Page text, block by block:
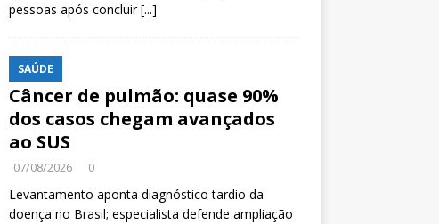
pessoas após concluir[...]
SAÚDE
Câncer de pulmão: quase 90%
dos casos chegam avançados
ao SUS
07/08/2026 0
Levantamento aponta diagnóstico tardio da
doença no Brasil; especialista defende ampliação